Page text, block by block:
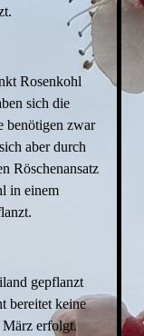
Rosenkohl
sich die
benötigen zwar
aber durch
Röschenansatz
in einem
gepflanzt
bereitet keine
erfolgt.